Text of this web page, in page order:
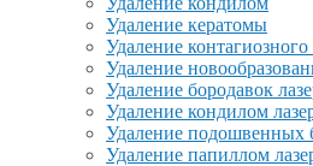
Удаление кератомы
Удаление
Удаление
Удаление бородавок
Удаление кондилом
Удаление подошвенных
Удаление папиллом